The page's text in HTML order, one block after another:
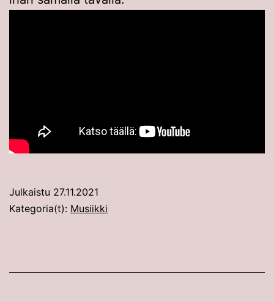
Julkaistu 27.11.2021
Kategoria(t): Musiikki